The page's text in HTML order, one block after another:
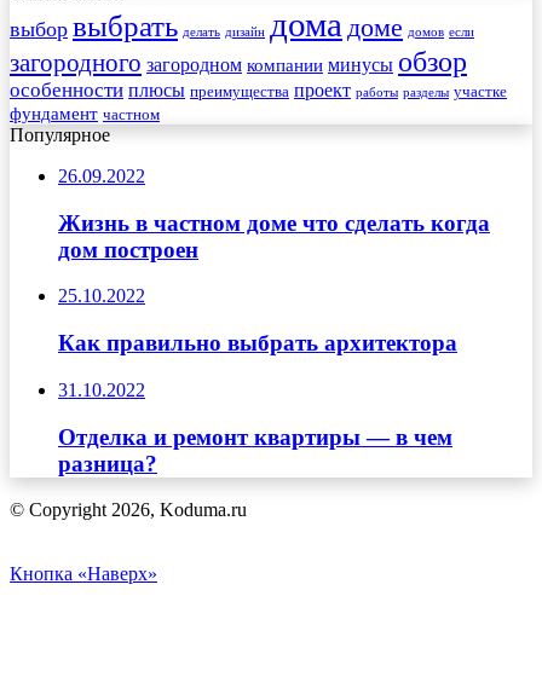
выбор выбрать делать дизайн дома доме домов если
загородного загородном компании минусы обзор
особенности плюсы преимущества проект работы разделы участке
фундамент частном
Популярное
26.09.2022
Жизнь в частном доме что сделать когда
дом построен
25.10.2022
Как правильно выбрать архитектора
31.10.2022
Отделка и ремонт квартиры — в чем
разница?
© Copyright 2026, Koduma.ru
Кнопка «Наверх»